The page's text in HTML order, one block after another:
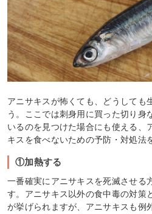
アニサキスが怖くても、どうしても
う。ここでは刺身用に買った切り身
いるのを見つけた場合にも使える、
キスを食べないための予防・対処法
①加熱する
一番確実にアニサキスを死滅させる
す。アニサキス以外の食中毒の対策
が挙げられますが、アニサキスも